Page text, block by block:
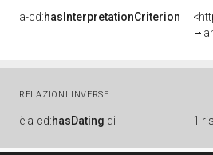
a-cd:hasInterpretationCriterion
RELAZIONI INVERSE
è a-cd:hasDating di 1